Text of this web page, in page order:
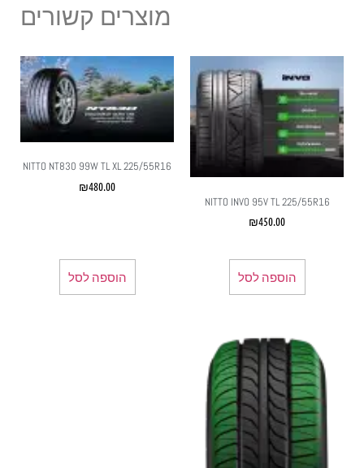
מוצרים קשורים
NITTO INVO 95V TL 225/55R16
₪450.00
הוספה לסל
NITTO NT830 99W TL XL 225/55R16
₪480.00
הוספה לסל